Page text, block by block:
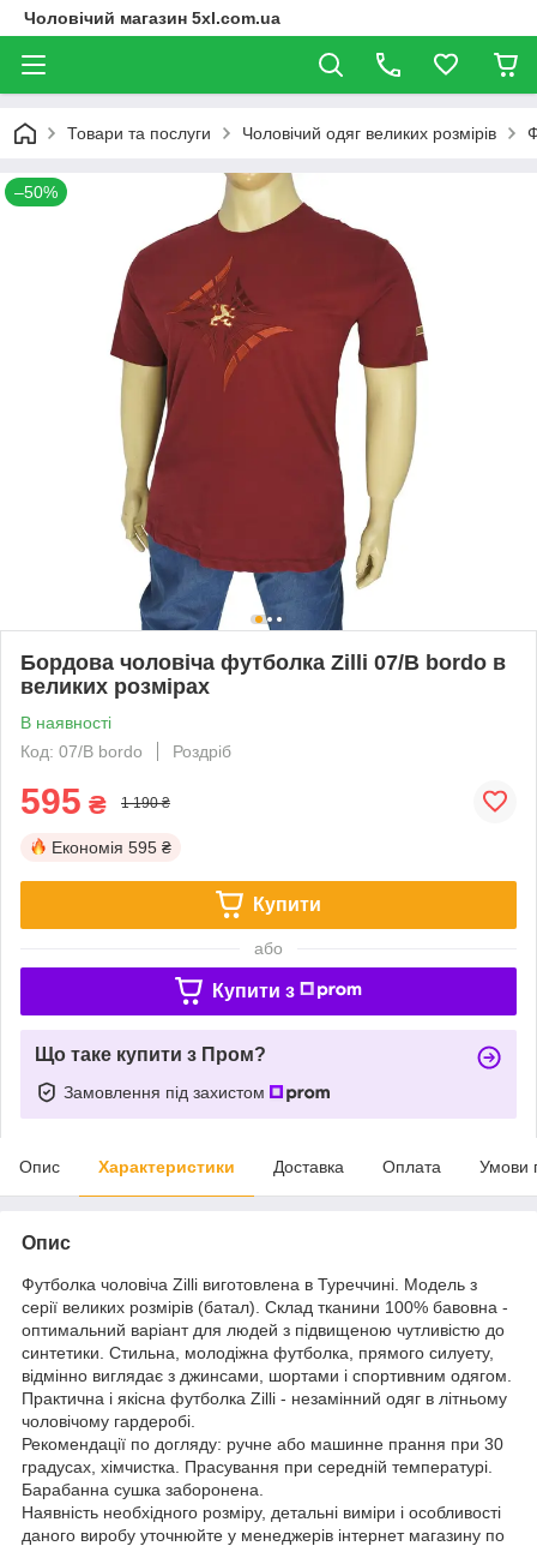
Чоловічий магазин 5xl.com.ua
Товари та послуги Чоловічий одяг великих розмірів
–50%
Бордова чоловіча футболка Zilli 07/В bordo в
великих розмірах
В наявності
Код: 07/B bordo
Роздріб
595 ₴ 1 190 ₴
Економія 595 ₴
Купити
або
Купити з
Що таке купити з Пром?
Замовлення під захистом
Опис Характеристики Доставка Оплата Умови
Опис
Футболка чоловіча Zilli виготовлена в Туреччині. Модель з
серії великих розмірів (батал). Склад тканини 100% бавовна -
оптимальний варіант для людей з підвищеною чутливістю до
синтетики. Стильна, молодіжна футболка, прямого силуету,
відмінно виглядає з джинсами, шортами і спортивним одягом.
Практична і якісна футболка Zilli - незамінний одяг в літньому
чоловічому гардеробі.
Рекомендації по догляду: ручне або машинне прання при 30
градусах, хімчистка. Прасування при середній температурі.
Барабанна сушка заборонена.
Наявність необхідного розміру, детальні виміри і особливості
даного виробу уточнюйте у менеджерів інтернет магазину по